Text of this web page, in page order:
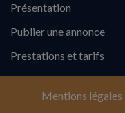
Présentation
Publier une annonce
Prestations et tarifs
Mentions légales